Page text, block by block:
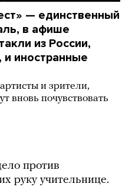
— единственный
в афише
из России,
и иностранные
и зрители,
вновь почувствовать
против
руку учительнице.